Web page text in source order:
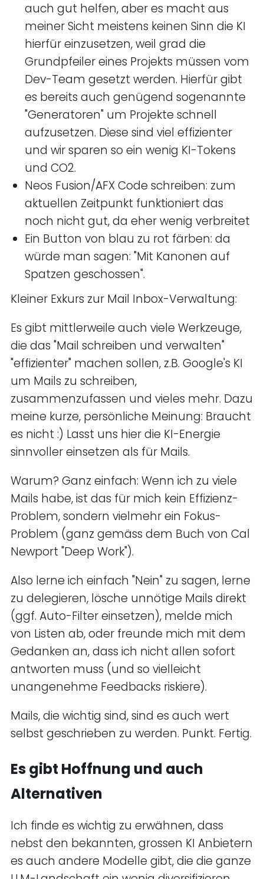
auch gut helfen, aber es macht aus
meiner Sicht meistens keinen Sinn die KI
hierfür einzusetzen, weil grad die
Grundpfeiler eines Projekts müssen vom
Dev-Team gesetzt werden. Hierfür gibt
es bereits auch genügend sogenannte
"Generatoren" um Projekte schnell
aufzusetzen. Diese sind viel effizienter
und wir sparen so ein wenig KI-Tokens
und CO2.
Neos Fusion/AFX Code schreiben: zum
aktuellen Zeitpunkt funktioniert das
noch nicht gut, da eher wenig verbreitet
Ein Button von blau zu rot färben: da
würde man sagen: "Mit Kanonen auf
Spatzen geschossen".
Kleiner Exkurs zur Mail Inbox-Verwaltung:
Es gibt mittlerweile auch viele Werkzeuge,
die das "Mail schreiben und verwalten"
"effizienter" machen sollen, z.B. Google's KI
um Mails zu schreiben,
zusammenzufassen und vieles mehr. Dazu
meine kurze, persönliche Meinung: Braucht
es nicht :) Lasst uns hier die KI-Energie
sinnvoller einsetzen als für Mails.
Warum? Ganz einfach: Wenn ich zu viele
Mails habe, ist das für mich kein Effizienz-
Problem, sondern vielmehr ein Fokus-
Problem (ganz gemäss dem Buch von Cal
Newport "Deep Work").
Also lerne ich einfach "Nein" zu sagen, lerne
zu delegieren, lösche unnötige Mails direkt
(ggf. Auto-Filter einsetzen), melde mich
von Listen ab, oder freunde mich mit dem
Gedanken an, dass ich nicht allen sofort
antworten muss (und so vielleicht
unangenehme Feedbacks riskiere).
Mails, die wichtig sind, sind es auch wert
selbst geschrieben zu werden. Punkt. Fertig.
Es gibt Hoffnung und auch
Alternativen
Ich finde es wichtig zu erwähnen, dass
nebst den bekannten, grossen KI Anbietern
es auch andere Modelle gibt, die die ganze